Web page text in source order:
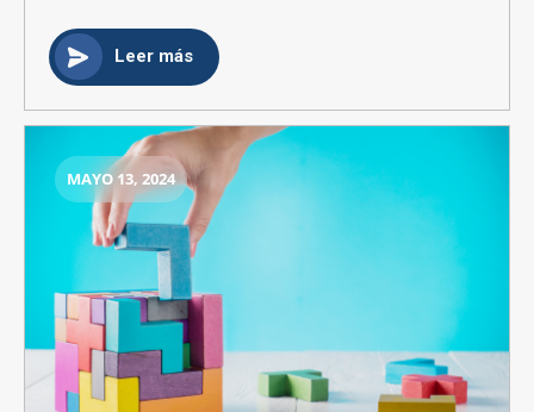
Leer más
MAYO 13, 2024